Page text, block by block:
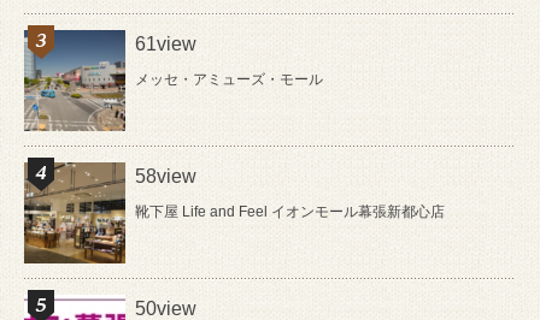
61view
メッセ・アミューズ・モール
58view
靴下屋 Life and Feel イオンモール幕張新都心店
50view